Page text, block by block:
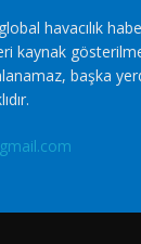
havacılık
kaynak
başka